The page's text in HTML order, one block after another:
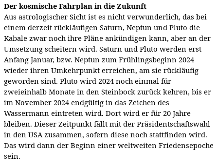
Der kosmische Fahrplan in die Zukunft
Aus astrologischer Sicht ist es nicht verwunderlich, das bei
einem derzeit rückläufigen Saturn, Neptun und Pluto die
Kabale zwar noch ihre Pläne ankündigen kann, aber an der
Umsetzung scheitern wird. Saturn und Pluto werden erst
Anfang Januar, bzw. Neptun zum Frühlingsbeginn 2024
wieder ihren Umkehrpunkt erreichen, am sie rückläufig
geworden sind. Pluto wird 2024 noch einmal für
zweieinhalb Monate in den Steinbock zurück kehren, bis er
im November 2024 endgültig in das Zeichen des
Wassermann eintreten wird. Dort wird er für 20 Jahre
bleiben. Dieser Zeitpunkt fällt mit der Präsidentschaftswahl
in den USA zusammen, sofern diese noch stattfinden wird.
Das wird dann der Beginn einer weltweiten Friedensepoche
sein.